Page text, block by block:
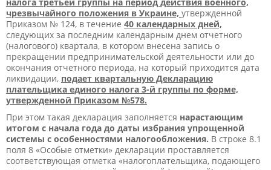
чрезвычайного положения в Украине, утвержденной
Приказом № 124, в течение 40 календарных дней,
следующих за последним календарным днем ​​отчетного
(налогового) квартала, в котором внесена запись о
прекращении предпринимательской деятельности или до
окончания отчетного периода, на который приходится дата
ликвидации, подает квартальную Декларацию
плательщика единого налога 3-й группы по форме,
утвержденной Приказом №578.
При этом такая декларация заполняется нарастающим
итогом с начала года до даты избрания упрощенной
системы с особенностями налогообложения. В строке 8.1
поля 8 «Особые отметки» декларации проставляется
соответствующая отметка «налогоплательщика, подающего